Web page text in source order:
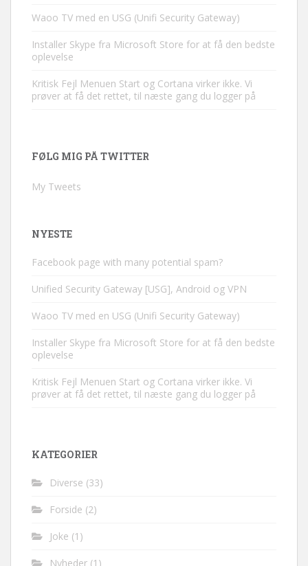
Waoo TV med en USG (Unifi Security Gateway)
Installer Skype fra Microsoft Store for at få den bedste
oplevelse
Kritisk Fejl Menuen Start og Cortana virker ikke. Vi
prøver at få det rettet, til næste gang du logger på
FØLG MIG PÅ TWITTER
My Tweets
NYESTE
Facebook page with many potential spam?
Unified Security Gateway [USG], Android og VPN
Waoo TV med en USG (Unifi Security Gateway)
Installer Skype fra Microsoft Store for at få den bedste
oplevelse
Kritisk Fejl Menuen Start og Cortana virker ikke. Vi
prøver at få det rettet, til næste gang du logger på
KATEGORIER
Diverse (33)
Forside (2)
Joke (1)
Nyheder (1)